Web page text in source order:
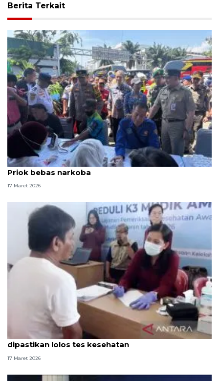
Berita Terkait
Polisi pastikan sopir bus di Terminal Bus Tanjung
Priok bebas narkoba
17 Maret 2026
Sopir bus bawa pemudik di Pulo Gebang
dipastikan lolos tes kesehatan
17 Maret 2026